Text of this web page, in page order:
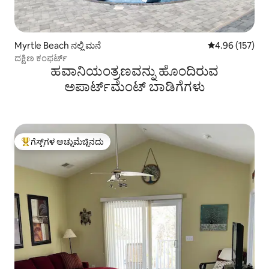
Myrtle Beach ನಲ್ಲಿ ಮನೆ 5 ರಲ್ಲಿ 4.96
4.96 (157)
ದಕ್ಷಿಣ ಕಂಫರ್ಟ್
ಹವಾನಿಯಂತ್ರಣವನ್ನು ಹೊಂದಿರುವ
ಅಪಾರ್ಟ್‌ಮೆಂಟ್‌ ಬಾಡಿಗೆಗಳು
ಗೆಸ್ಟ್‌ಗಳಿಗೆ ಅತಿ ಹೆಚ್ಚು ಅಚ್ಚುಮೆಚ್ಚಿನದು
ಗೆಸ್ಟ್‌ಗಳ ಅಚ್ಚುಮೆಚ್ಚಿನದು